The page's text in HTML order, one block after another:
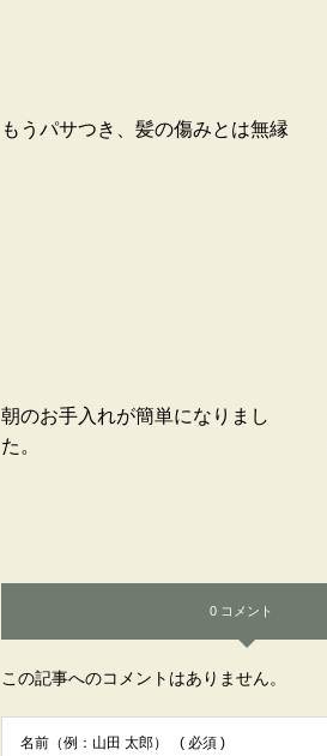
もうパサつき、髪の傷みとは無縁
朝のお手入れが簡単になりまし
た。
0 コメント
この記事へのコメントはありません。
名前（例：山田 太郎） ( 必須 )